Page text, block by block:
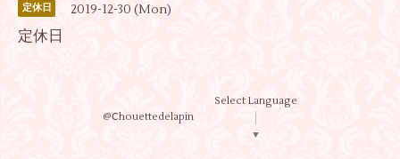
定休日 2019-12-30 (Mon)
定休日
@Ⅽhouettedelapin
Select Language
▼